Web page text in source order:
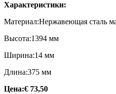
Характеристики:
Материал:Нержавеющая сталь
Высота:1394 мм
Ширина:14 мм
Длина:375 мм
Цена:€ 73,50